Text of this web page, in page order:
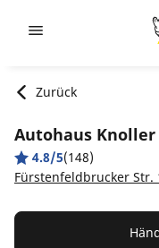
Zurück
Autohaus Knoller
4.8/5(148)
Fürstenfeldbrucker Str.